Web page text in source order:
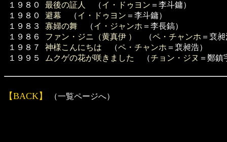
１９８０
１９８０
１９８３
１９８６
１９８７
１９９５
最後の証人
（イ・ドゥヨン ＝李斗鏞）
避幕 （イ・ドゥヨン ＝李斗鏞）
寡婦の舞 （イ・ジャンホ ＝李長鎬）
ファン・ジニ（黄真伊 ）
（ペ・チャンホ ＝裵
神様こんにちは （ペ・チャンホ ＝裵昶浩）
ムクゲの花が咲きました
（チョン・ジヌ ＝鄭鎮
【BACK】 （一覧ページへ）